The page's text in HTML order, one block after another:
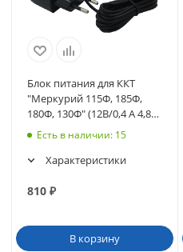
Блок питания для ККТ
"Меркурий 115Ф, 185Ф,
180Ф, 130Ф" (12В/0,4 А 4,8
Вт)Есть в наличии: 15
Характеристики
810 ₽
В корзину